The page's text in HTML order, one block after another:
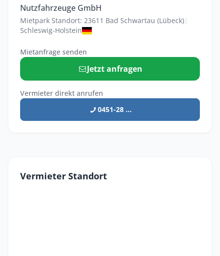
Nutzfahrzeuge GmbH
Mietpark Standort: 23611 Bad Schwartau (Lübeck)|
Schleswig-Holstein
Mietanfrage senden
Jetzt anfragen
Vermieter direkt anrufen
0451-28 ...
Vermieter Standort